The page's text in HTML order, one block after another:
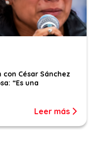
César Sánchez
“Es una
Leer más